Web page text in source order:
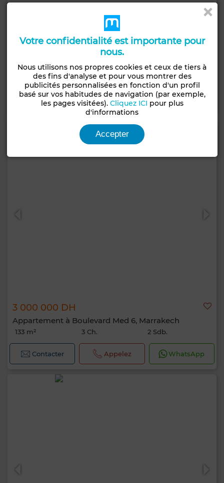
Local commercial à Majorelle, Marrakech
270 m² 2 Sdb.
Contacter Appelez WhatsApp
3 000 000 DH
Appartement à Boulevard Med 6, Marrakech
133 m² 3 Ch. 2 Sdb.
Contacter Appelez WhatsApp
Votre confidentialité est importante pour
nous.
Nous utilisons nos propres cookies et ceux de tiers à
des fins d'analyse et pour vous montrer des
publicités personnalisées en fonction d'un profil
basé sur vos habitudes de navigation (par exemple,
les pages visitées). Cliquez ICI pour plus
d'informations
Accepter